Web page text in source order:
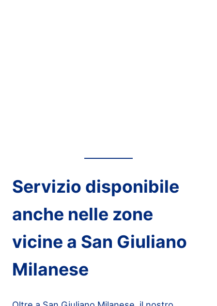
Servizio disponibile
anche nelle zone
vicine a San Giuliano
Milanese